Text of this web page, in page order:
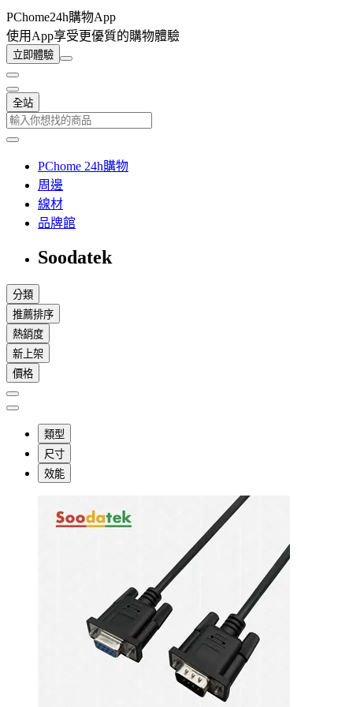
PChome24h購物App
使用App享受更優質的購物體驗
立即體驗
全站
PChome 24h購物
周邊
線材
品牌館
Soodatek
分類
推薦排序
熱銷度
新上架
價格
類型
尺寸
效能